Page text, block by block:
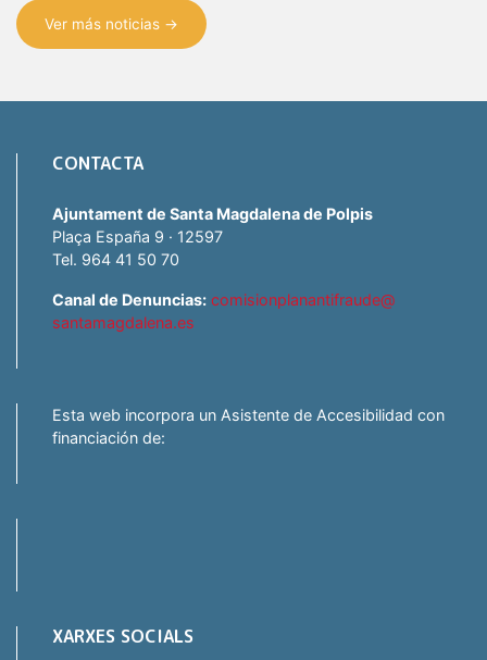
Ver más noticias →
CONTACTA
Ajuntament de Santa Magdalena de Polpis
Plaça España 9 · 12597
Tel. 964 41 50 70
Canal de Denuncias: comisionplanantifraude@
santamagdalena.es
Esta web incorpora un Asistente de Accesibilidad con
financiación de:
XARXES SOCIALS